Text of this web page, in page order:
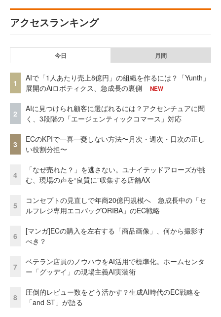
アクセスランキング
今日 月間
1
AIで「1人あたり売上8億円」の組織を作るには？「Yunth」
展開のAiロボティクス、急成長の裏側
NEW
2
AIに見つけられ顧客に選ばれるには？アクセンチュアに聞
く、3段階の「エージェンティックコマース」対応
3
ECのKPIで一喜一憂しない方法〜月次・週次・日次の正し
い役割分担〜
4
「なぜ売れた？」を逃さない。ユナイテッドアローズが挑
む、現場の声を“良質に”収集する店舗AX
5
コンセプトの見直しで年商20億円規模へ 急成長中の「セ
ルフレジ専用エコバッグORIBA」のEC戦略
6
[マンガ]ECの購入を左右する「商品画像」、何から撮影す
べき？
7
ベテラン店員のノウハウをAI活用で標準化。ホームセンタ
ー「グッデイ」の現場主義AI実装術
8
圧倒的レビュー数をどう活かす？生成AI時代のEC戦略を
「and ST」が語る